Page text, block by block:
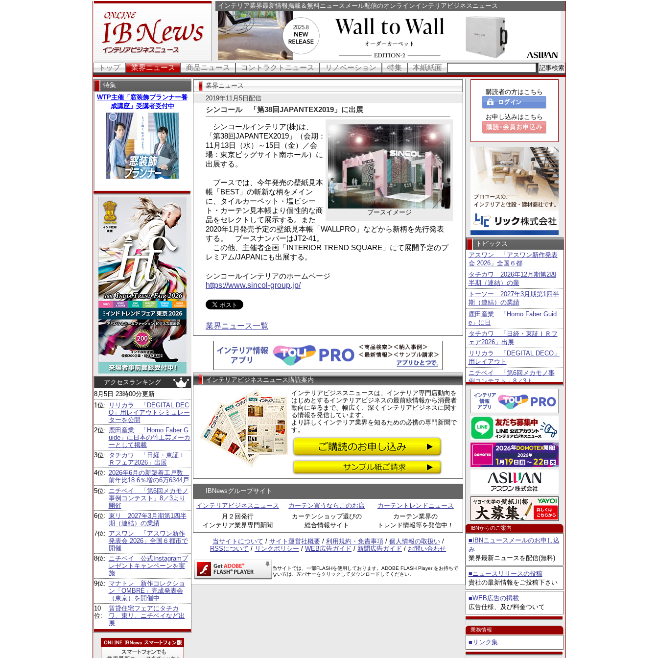
インテリア業界最新情報掲載＆無料ニュースメール配信のオンラインインテリアビジネスニュース
トップ 業界ニュース 商品ニュース コントラクトニュース リノベーション 特集 本紙紙面
特集
アクセスランキング
8月5日 23時00分更新
1位:
リリカラ 「DEGITAL DEC
O」用レイアウトシミュレー
ターを公開
2位: 鹿田産業 「Homo Faber G
uide」に日本の竹工芸メーカ
ーとして掲載
3位: タチカワ 「日経・東証Ｉ
Ｒフェア2026」出展
4位: 2026年6月の新築着工戸数
前年比18.6％増の6万6344戸
5位: ニチベイ 「第6回メカモノ
事例コンテスト」8／3より
開催
6位: 東リ 2027年3月期第1四半
期（連結）の業績
7位: アスワン 「アスワン新作
発表会 2026」全国６都市で
開催
8位: ニチベイ 公式Instagramプ
レゼントキャンペーンを実
施
9位: マナトレ 新作コレクショ
ン「OMBRÉ」完成発表会
（東京）を開催中
10
位:
賃貸住宅フェアにタチカ
ワ、東リ、ニチベイなど出
展
業界ニュース
2019年11月5日配信
シンコール 「第38回JAPANTEX2019」に出展
ブースイメージ
シンコールインテリア(株)は、
「第38回JAPANTEX2019」（会期：
11月13日（水）～15日（金）／会
場：東京ビッグサイト南ホール）に
出展する。
ブースでは、今年発売の壁紙見本
帳「BEST」の斬新な柄をメイン
に、タイルカーペット・塩ビシー
ト・カーテン見本帳より個性的な商
品をセレクトして展示する。また
2020年1月発売予定の壁紙見本帳「WALLPRO」などから新柄を先行発表
する。 ブースナンバーはJT2-41。
この他、主催者企画「INTERIOR TREND SQUARE」にて展開予定のプ
レミアム/JAPANにも出展する。
シンコールインテリアのホームページ
https://www.sincol-group.jp/
業界ニュース一覧
インテリアビジネスニュース購読案内
インテリアビジネスニュースは、インテリア専門店動向を
はじめとするインテリアビジネスの最前線情報から消費者
動向に至るまで、幅広く、深くインテリアビジネスに関す
る情報を発信しています。
より詳しくインテリア業界を知るための必携の専門新聞で
す。
IBNewsグループサイト
インテリアビジネスニュース
月２回発行
インテリア業界専門新聞
カーテン買うならこのお店
カーテンショップ選びの
総合情報サイト
カーテントレンドニュース
カーテン業界の
トレンド情報等を発信中！
当サイトについて / サイト運営社概要/ 利用規約・免責事項/ 個人情報の取扱い/
RSSについて / リンクポリシー / WEB広告ガイド / 新聞広告ガイド / お問い合わせ
当サイトでは、一部FLASHを使用しております。ADOBE FLASH Player をお持ちで
ない方は、左バナーをクリックしてダウンロードしてください。
購読者の方はこちら
お申し込みはこちら
トピックス
アスワン 「アスワン新作発表
会 2026」全国６都
タチカワ 2026年12月期第2四
半期（連結）の業
トーソー 2027年3月期第1四半
期（連結）の業績
鹿田産業 「Homo Faber Guid
e」に日
タチカワ 「日経・東証ＩＲフ
ェア2026」出展
リリカラ 「DEGITAL DECO」
用レイアウト
ニチベイ 「第6回メカモノ事
例コンテスト」8／3よ
東リ 2027年3月期第1四半期
（連結）の業績
ニチベイ 公式Instagramプレゼ
ントキャンペ
2026年6月の新築着工戸数 前
年比18.6％増の
IBNからのご案内
■IBNニュースメールのお申し込
み
業界最新ニュースを配信(無料)
■ニュースリリースの投稿
貴社の最新情報をご投稿下さい
■WEB広告の掲載
広告仕様、及び料金ついて
業務情報
■リンク集